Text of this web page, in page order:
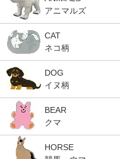
アニマルズ
CAT
ネコ柄
DOG
イヌ柄
BEAR
クマ
HORSE